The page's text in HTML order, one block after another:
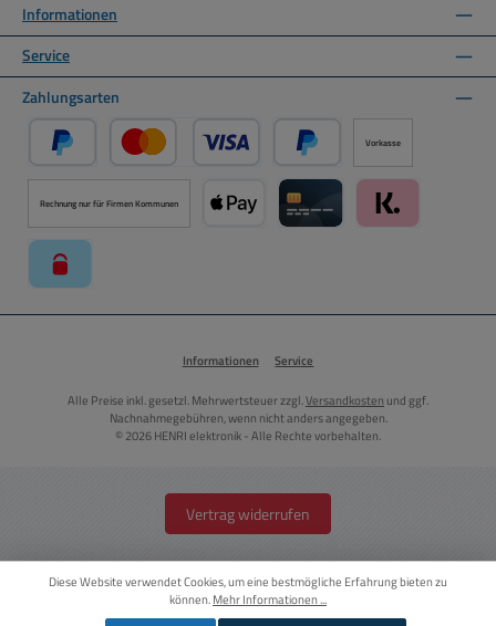
Informationen
Service
Zahlungsarten
PayPal Kredit- oder Debitkarte über PayPal
Später Bezahlen über PayPal
Vorkasse
Rechnung nur für Firmen Kommunen
Informationen Service
Alle Preise inkl. gesetzl. Mehrwertsteuer zzgl.Versandkosten und ggf.
Nachnahmegebühren, wenn nicht anders angegeben.
© 2026 HENRI elektronik - Alle Rechte vorbehalten.
Vertrag widerrufen
Diese Website verwendet Cookies, um eine bestmögliche Erfahrung bieten zu
können.Mehr Informationen ...